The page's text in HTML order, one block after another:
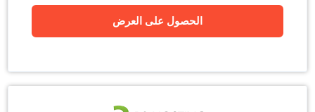
الحصول على العرض